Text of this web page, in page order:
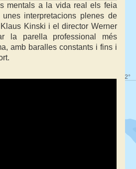
mentals a la vida real els feia
interpretacions plenes de
Kinski i el director Werner
la parella professional més
amb baralles constants i fins i